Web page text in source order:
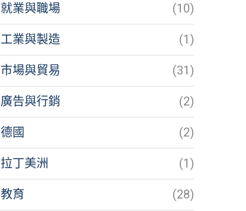
就業與職場 (10)
工業與製造 (1)
市場與貿易 (31)
廣告與行銷 (2)
德國 (2)
拉丁美洲 (1)
教育 (28)